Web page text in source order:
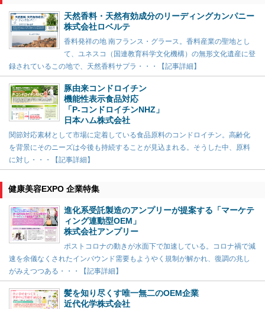
天然香料・天然有効成分のリーディングカンパニー
株式会社ロベルテ
香料発祥の地 南フランス・グラース。香料産業の聖地とし
て、ユネスコ（国連教育科学文化機構）の無形文化遺産に登
録されているこの地で、天然香料サプラ・・・【記事詳細】
豚由来コンドロイチン
機能性表示食品対応
「P-コンドロイチンNHZ」
日本ハム株式会社
関節対応素材として市場に定着している食品原料のコンドロイチン。高齢化
を背景にそのニーズは今後も持続することが見込まれる。そうした中、原料
に対し・・・【記事詳細】
健康美容EXPO 企業特集
進化系受託製造のアンプリーが提案する「マーケテ
ィング連動型OEM」
株式会社アンプリー
ポストコロナの動きが水面下で加速している。コロナ禍で減
速を余儀なくされたインバウンド需要もようやく規制が解かれ、復調の兆し
がみえつつある・・・【記事詳細】
髪を知り尽くす唯一無二のOEM企業
近代化学株式会社